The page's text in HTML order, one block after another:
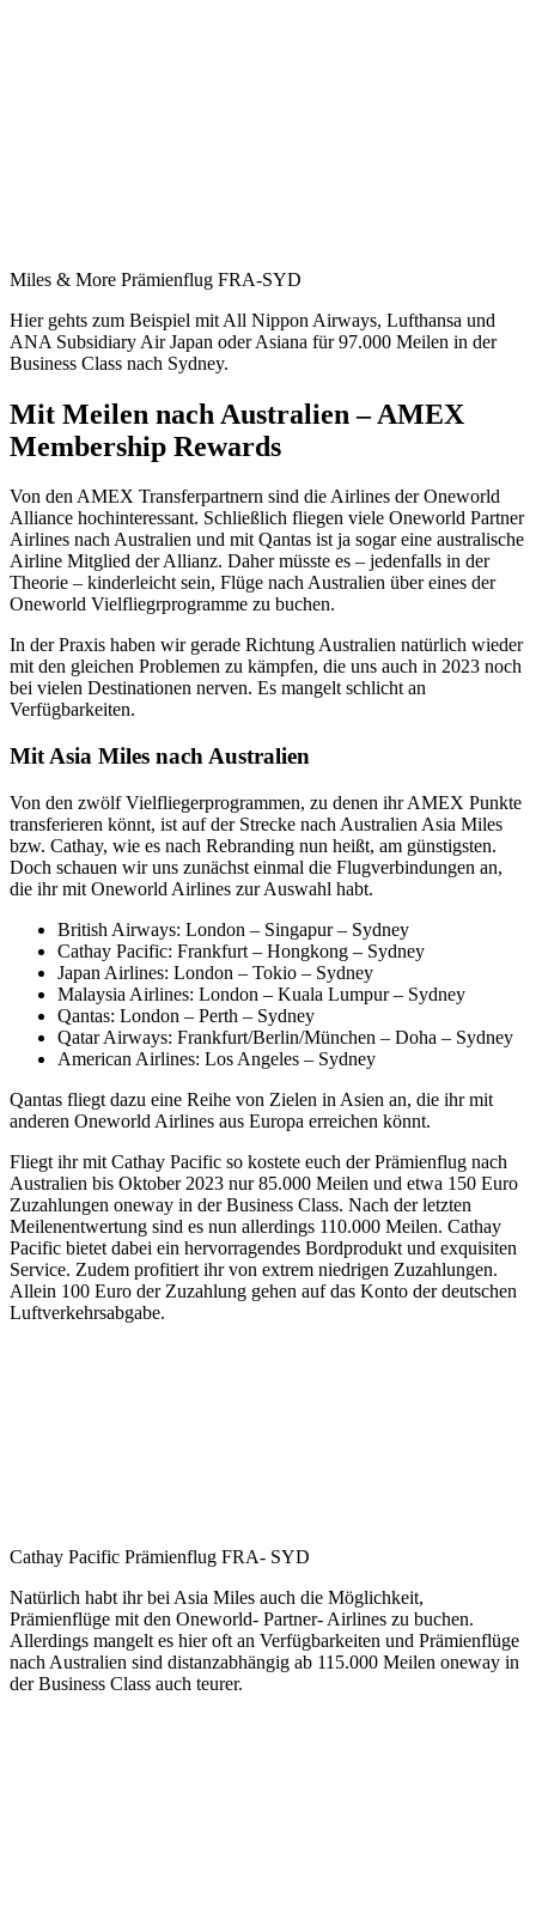
Miles & More Prämienflug FRA-SYD
Hier gehts zum Beispiel mit All Nippon Airways, Lufthansa und
ANA Subsidiary Air Japan oder Asiana für 97.000 Meilen in der
Business Class nach Sydney.
Mit Meilen nach Australien – AMEX
Membership Rewards
Von den AMEX Transferpartnern sind die Airlines der Oneworld
Alliance hochinteressant. Schließlich fliegen viele Oneworld Partner
Airlines nach Australien und mit Qantas ist ja sogar eine australische
Airline Mitglied der Allianz. Daher müsste es – jedenfalls in der
Theorie – kinderleicht sein, Flüge nach Australien über eines der
Oneworld Vielfliegrprogramme zu buchen.
In der Praxis haben wir gerade Richtung Australien natürlich wieder
mit den gleichen Problemen zu kämpfen, die uns auch in 2023 noch
bei vielen Destinationen nerven. Es mangelt schlicht an
Verfügbarkeiten.
Mit Asia Miles nach Australien
Von den zwölf Vielfliegerprogrammen, zu denen ihr AMEX Punkte
transferieren könnt, ist auf der Strecke nach Australien Asia Miles
bzw. Cathay, wie es nach Rebranding nun heißt, am günstigsten.
Doch schauen wir uns zunächst einmal die Flugverbindungen an,
die ihr mit Oneworld Airlines zur Auswahl habt.
British Airways: London – Singapur – Sydney
Cathay Pacific: Frankfurt – Hongkong – Sydney
Japan Airlines: London – Tokio – Sydney
Malaysia Airlines: London – Kuala Lumpur – Sydney
Qantas: London – Perth – Sydney
Qatar Airways: Frankfurt/Berlin/München – Doha – Sydney
American Airlines: Los Angeles – Sydney
Qantas fliegt dazu eine Reihe von Zielen in Asien an, die ihr mit
anderen Oneworld Airlines aus Europa erreichen könnt.
Fliegt ihr mit Cathay Pacific so kostete euch der Prämienflug nach
Australien bis Oktober 2023 nur 85.000 Meilen und etwa 150 Euro
Zuzahlungen oneway in der Business Class. Nach der letzten
Meilenentwertung sind es nun allerdings 110.000 Meilen. Cathay
Pacific bietet dabei ein hervorragendes Bordprodukt und exquisiten
Service. Zudem profitiert ihr von extrem niedrigen Zuzahlungen.
Allein 100 Euro der Zuzahlung gehen auf das Konto der deutschen
Luftverkehrsabgabe.
Cathay Pacific Prämienflug FRA- SYD
Natürlich habt ihr bei Asia Miles auch die Möglichkeit,
Prämienflüge mit den Oneworld- Partner- Airlines zu buchen.
Allerdings mangelt es hier oft an Verfügbarkeiten und Prämienflüge
nach Australien sind distanzabhängig ab 115.000 Meilen oneway in
der Business Class auch teurer.